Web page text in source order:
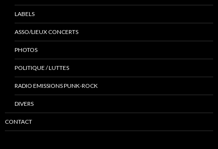
LABELS
ASSO/LIEUX CONCERTS
PHOTOS
POLITIQUE / LUTTES
RADIO EMISSIONS PUNK-ROCK
DIVERS
CONTACT